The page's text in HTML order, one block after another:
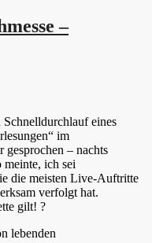
–
eines
im
gesprochen – nachts
ich sei
die meisten Live-Auftritte
verfolgt hat.
gilt! ?
lebenden